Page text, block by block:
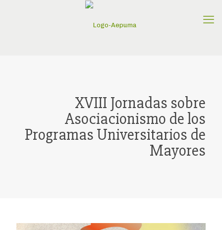
XVIII Jornadas sobre
Asociacionismo de los
Programas Universitarios de
Mayores